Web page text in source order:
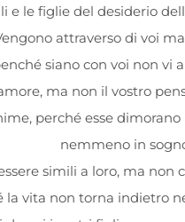
e le figlie del desiderio
attraverso di voi
siano con voi non vi
ma non il vostro
perché esse
nemmeno in
simili a loro, ma non
la vita non torna indietro